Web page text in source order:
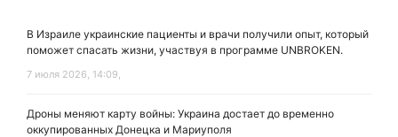
В Израиле украинские пациенты и врачи получили опыт, который
поможет спасать жизни, участвуя в программе UNBROKEN.
7 июля 2026, 14:09,
Дроны меняют карту войны: Украина достает до временно
оккупированных Донецка и Мариуполя